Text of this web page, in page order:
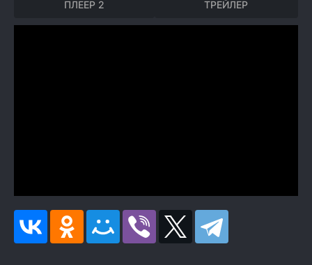
ПЛЕЕР 2 ТРЕЙЛЕР